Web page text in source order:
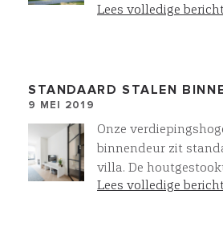
hoofdslaapkamer
buitengevel
steenfabriek
met een intens diepe
resulteerd een zeer
Lees volledige bericht
STANDAARD STALEN
9 MEI 2019
Onze
binnendeur zit
villa. De houtgestookte open haard
komt uit onze eigen
Lees volledige